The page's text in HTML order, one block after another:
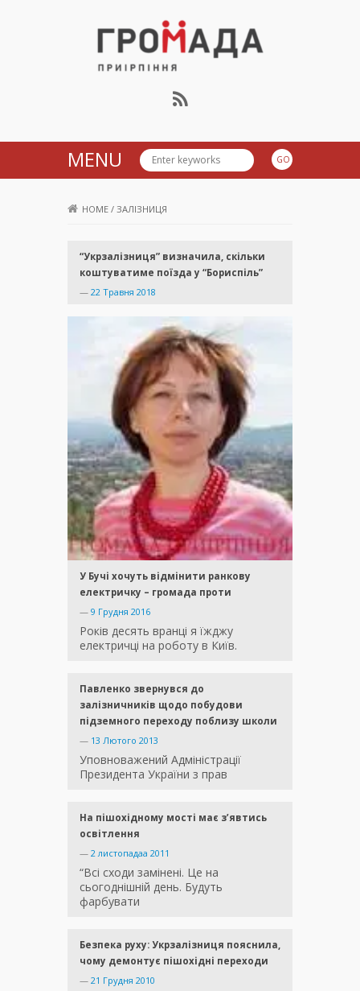
Громада Приірпіння
MENU
HOME / ЗАЛІЗНИЦЯ
“Укрзалізниця” визначила, скільки
коштуватиме поїзда у “Бориспіль”
— 22 Травня 2018
У Бучі хочуть відмінити ранкову
електричку – громада проти
— 9 Грудня 2016
Років десять вранці я їжджу
електричці на роботу в Київ.
Павленко звернувся до
залізничників щодо побудови
підземного переходу поблизу школи
— 13 Лютого 2013
Уповноважений Адміністрації
Президента України з прав
На пішохідному мості має з’явтись
освітлення
— 2 листопадаа 2011
“Всі сходи замінені. Це на
сьогоднішній день. Будуть
фарбувати
Безпека руху: Укрзалізниця пояснила,
чому демонтує пішохідні переходи
— 21 Грудня 2010